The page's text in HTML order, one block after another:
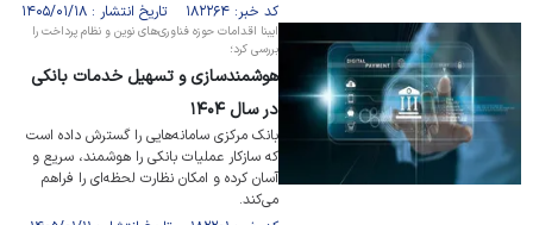
کد خبر: ۱۸۲۲۶۴ تاریخ انتشار : ۱۴۰۵/۰۱/۱۸
ایبنا اقدامات حوزه فناوری‌های نوین و نظام پرداخت را
بررسی کرد؛
هوشمندسازی و تسهیل خدمات بانکی
در سال ۱۴۰۴
بانک مرکزی سامانه‌هایی را گسترش داده است
که سازکار عملیات بانکی را هوشمند، سریع و
آسان کرده و امکان نظارت لحظه‌ای را فراهم
می‌کند.